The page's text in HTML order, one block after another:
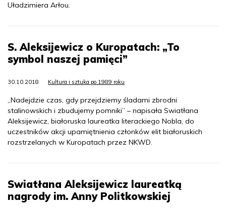
Uładzimiera Arłou.
S. Aleksijewicz o Kuropatach: „To
symbol naszej pamięci”
30.10.2018 Kultura i sztuka po 1989 roku
„Nadejdzie czas, gdy przejdziemy śladami zbrodni
stalinowskich i zbudujemy pomniki” – napisała Swiatłana
Aleksijewicz, białoruska laureatka literackiego Nobla, do
uczestników akcji upamiętnienia członków elit białoruskich
rozstrzelanych w Kuropatach przez NKWD.
Swiatłana Aleksijewicz laureatką
nagrody im. Anny Politkowskiej